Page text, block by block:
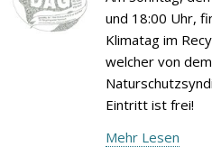
und 18:00 Uhr,
Klimatag im
welcher von
Eintritt ist frei!
Mehr Lesen